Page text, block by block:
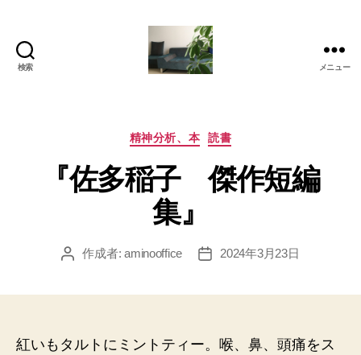
検索
美
と
あ
の
ロ
メニュー
カ
ー
精神分析、本 読書
『佐多稲子 傑作短編
集』
投
作成者:aminooffice
投
2024年3月23日
紅いもタルトにミントティー。喉、鼻、頭痛をス